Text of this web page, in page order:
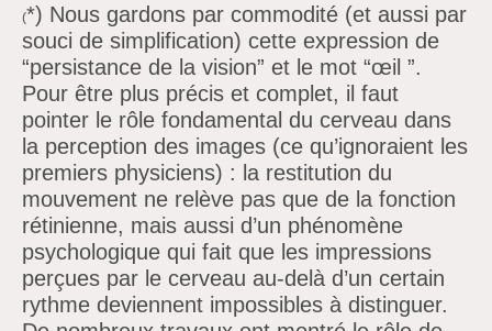
(*) Nous gardons par commodité (et aussi par
souci de simplification) cette expression de
“persistance de la vision” et le mot “œil ”.
Pour être plus précis et complet, il faut
pointer le rôle fondamental du cerveau dans
la perception des images (ce qu’ignoraient les
premiers physiciens) : la restitution du
mouvement ne relève pas que de la fonction
rétinienne, mais aussi d’un phénomène
psychologique qui fait que les impressions
perçues par le cerveau au-delà d’un certain
rythme deviennent impossibles à distinguer.